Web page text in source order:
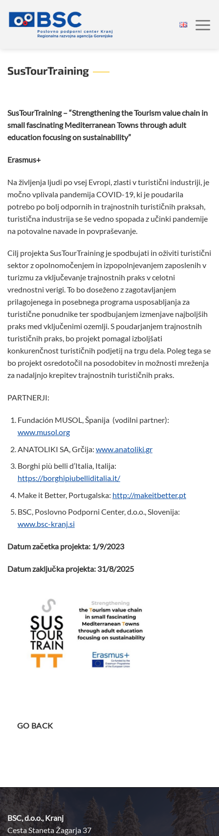
vsebino
SusTourTraining
SusTourTraining – “Strengthening the Tourism value chain in
small fascinating Mediterranean Towns through adult
education focusing on sustainability”
Erasmus+
Na življenja ljudi po vsej Evropi, zlasti v turistični industriji, je
močno vplivala pandemija COVID-19, ki je poudarila
potrebo po bolj odpornih in trajnostnih turističnih praksah,
turistična industrija se še vedno spopada z učinki pandemije
na potovalne navade in povpraševanje.
Cilj projekta SusTourTraining je spodbujati in oživiti turistični
sektor z opolnomočenjem in izpopolnjevanjem zaposlenih v
turizmu za vključevanje trajnostnih praks v celotni
vrednostni verigi. To bo doseženo z zagotavljanjem
prilagojenega in posebnega programa usposabljanja za
turistične ponudnike ter spodbujanjem izmenjave najboljših
praks med vključenimi ozemlji. S poudarjanjem trajnostnih
turističnih praks, bo projekt pomagal izboljšati
konkurenčnost turističnih podjetij na trgu dela. Poleg tega se
bo projekt osredotočil na posodobitev in možnosti mreženja
za nadaljnjo krepitev trajnostnih turističnih praks.
PARTNERJI:
Fundación MUSOL, Španija (vodilni partner):
www.musol.org
ANATOLIKI SA, Grčija: www.anatoliki.gr
Borghi più belli d’Italia, Italija:
https://borghipiubelliditalia.it/
Make it Better, Portugalska: http://makeitbetter.pt
BSC, Poslovno Podporni Center, d.o.o., Slovenija:
www.bsc-kranj.si
Datum začetka projekta: 1/9/2023
Datum zaključka projekta: 31/8/2025
GO BACK
BSC, d.o.o., Kranj
Cesta Staneta Žagarja 37